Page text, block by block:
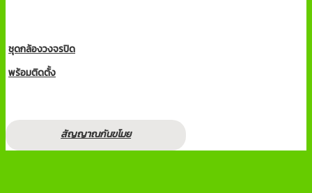
ชุดกล้องวงจรปิด
พร้อมติดตั้ง
สัญญาณกันขโมย